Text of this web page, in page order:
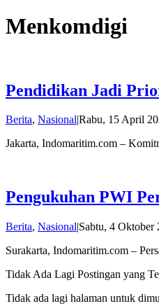
Menkomdigi
Pendidikan Jadi
Berita, NasionalRabu, 15 April
Jakarta, Indomaritim.com –
Pengukuhan PWI
Berita, Nasional|Sabtu, 4 Oktober
Surakarta, Indomaritim.com –
Tidak Ada Lagi Postingan yang
Tidak ada lagi halaman untuk